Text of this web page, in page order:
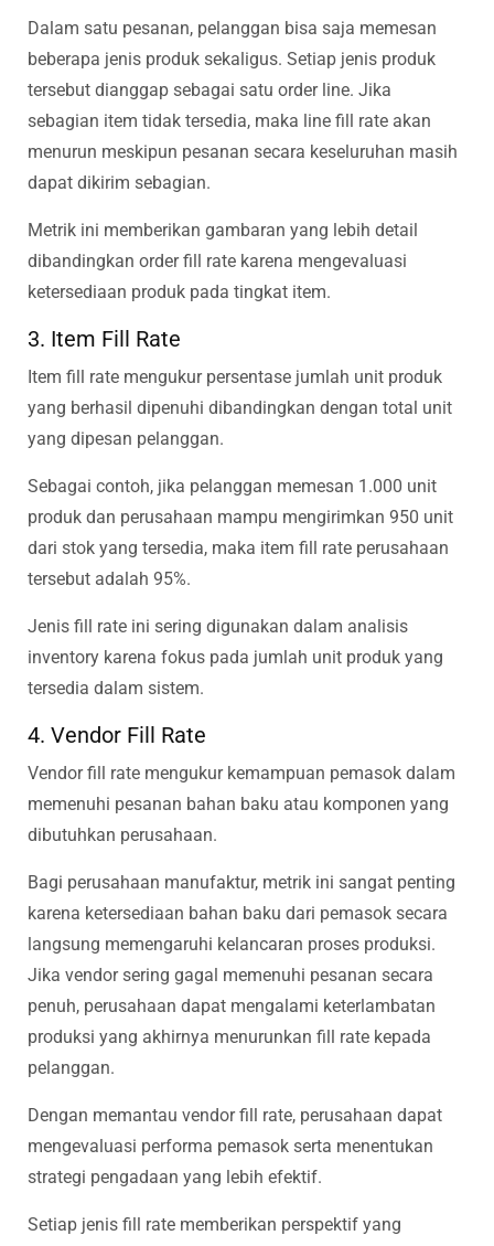
Dalam satu pesanan, pelanggan bisa saja memesan
beberapa jenis produk sekaligus. Setiap jenis produk
tersebut dianggap sebagai satu order line. Jika
sebagian item tidak tersedia, maka line fill rate akan
menurun meskipun pesanan secara keseluruhan masih
dapat dikirim sebagian.
Metrik ini memberikan gambaran yang lebih detail
dibandingkan order fill rate karena mengevaluasi
ketersediaan produk pada tingkat item.
3. Item Fill Rate
Item fill rate mengukur persentase jumlah unit produk
yang berhasil dipenuhi dibandingkan dengan total unit
yang dipesan pelanggan.
Sebagai contoh, jika pelanggan memesan 1.000 unit
produk dan perusahaan mampu mengirimkan 950 unit
dari stok yang tersedia, maka item fill rate perusahaan
tersebut adalah 95%.
Jenis fill rate ini sering digunakan dalam analisis
inventory karena fokus pada jumlah unit produk yang
tersedia dalam sistem.
4. Vendor Fill Rate
Vendor fill rate mengukur kemampuan pemasok dalam
memenuhi pesanan bahan baku atau komponen yang
dibutuhkan perusahaan.
Bagi perusahaan manufaktur, metrik ini sangat penting
karena ketersediaan bahan baku dari pemasok secara
langsung memengaruhi kelancaran proses produksi.
Jika vendor sering gagal memenuhi pesanan secara
penuh, perusahaan dapat mengalami keterlambatan
produksi yang akhirnya menurunkan fill rate kepada
pelanggan.
Dengan memantau vendor fill rate, perusahaan dapat
mengevaluasi performa pemasok serta menentukan
strategi pengadaan yang lebih efektif.
Setiap jenis fill rate memberikan perspektif yang